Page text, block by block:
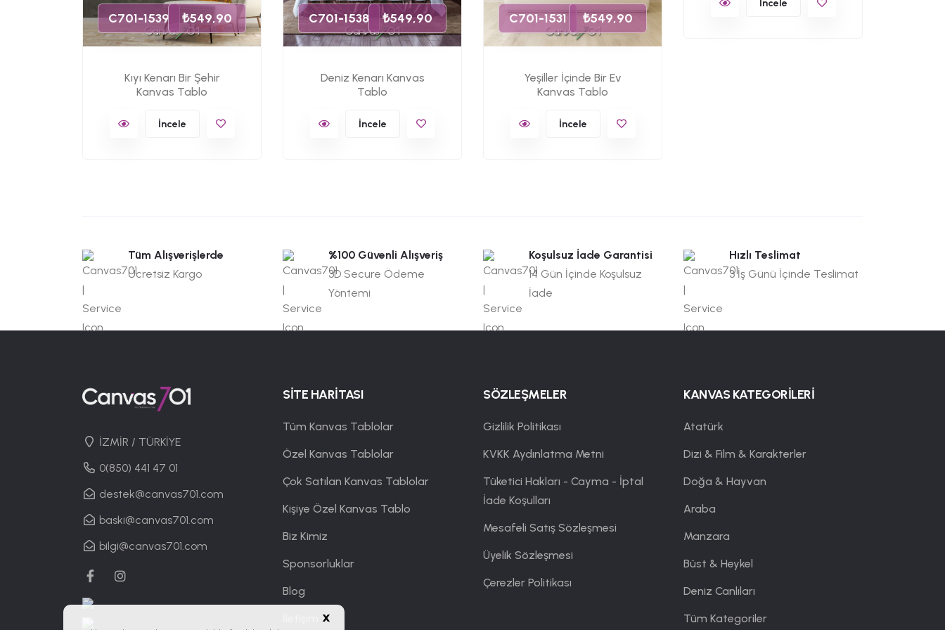
C701-1539 ₺549,90
Kıyı Kenarı Bir Şehir
Kanvas Tablo
İncele
C701-1538 ₺549,90
Deniz Kenarı Kanvas
Tablo
İncele
C701-1531 ₺549,90
Yeşiller İçinde Bir Ev
Kanvas Tablo
İncele
İncele
Tüm Alışverişlerde
Ücretsiz Kargo
%100 Güvenli Alışveriş
3D Secure Ödeme
Yöntemi
Koşulsuz İade Garantisi
14 Gün İçinde Koşulsuz
İade
Hızlı Teslimat
3 İş Günü İçinde Teslimat
İZMİR / TÜRKİYE
0(850) 441 47 01
destek@canvas701.com
baski@canvas701.com
bilgi@canvas701.com
SİTE HARİTASI
Tüm Kanvas Tablolar
Özel Kanvas Tablolar
Çok Satılan Kanvas Tablolar
Kişiye Özel Kanvas Tablo
Biz Kimiz
Sponsorluklar
Blog
SÖZLEŞMELER
Gizlilik Politikası
KVKK Aydınlatma Metni
Tüketici Hakları - Cayma - İptal
İade Koşulları
Mesafeli Satış Sözleşmesi
Üyelik Sözleşmesi
Çerezler Politikası
KANVAS KATEGORİLERİ
Atatürk
Dizi & Film & Karakterler
Doğa & Hayvan
Araba
Manzara
Büst & Heykel
Deniz Canlıları
Tüm Kategoriler
x